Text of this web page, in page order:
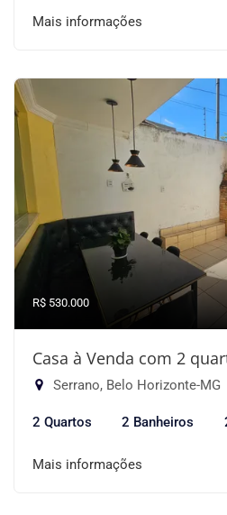
Mais informações
R$ 530.000
Casa à Venda com 2
Serrano, Belo Horizonte-MG
2 Quartos 2 Banheiros
Mais informações